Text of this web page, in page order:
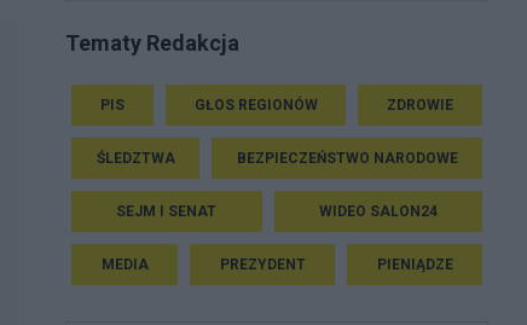
Tematy Redakcja
PIS GŁOS REGIONÓW ZDROWIE
ŚLEDZTWA BEZPIECZEŃSTWO NARODOWE
SEJM I SENAT WIDEO SALON24
MEDIA PREZYDENT PIENIĄDZE